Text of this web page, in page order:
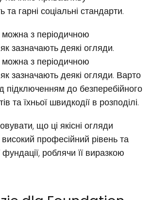
та гарні соціальні стандарти.
можна з періодичною
зазначають деякі огляди.
можна з періодичною
зазначають деякі огляди. Варто
підключенням до безперебійного
та їхньої швидкодії в розподілі.
що ці якісні огляди
професійний рівень та
фундації, роблячи її виразкою